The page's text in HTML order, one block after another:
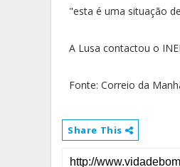
"esta é uma situação
A Lusa contactou o
Fonte: Correio da
Share This